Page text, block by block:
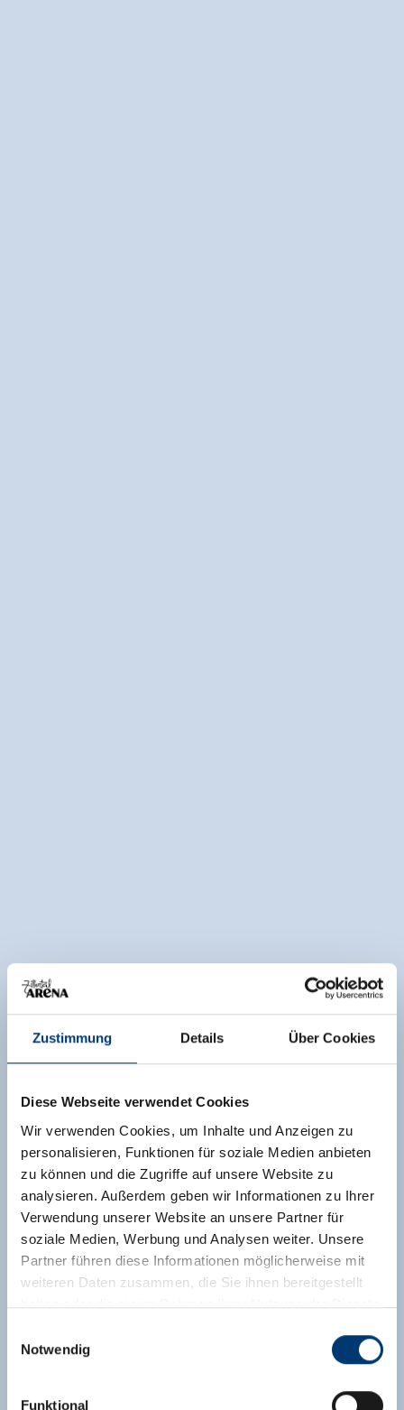
Zustimmung Details Über Cookies
Diese Webseite verwendet Cookies
Wir verwenden Cookies, um Inhalte und Anzeigen zu
personalisieren, Funktionen für soziale Medien anbieten
zu können und die Zugriffe auf unsere Website zu
analysieren. Außerdem geben wir Informationen zu Ihrer
Verwendung unserer Website an unsere Partner für
soziale Medien, Werbung und Analysen weiter. Unsere
Partner führen diese Informationen möglicherweise mit
weiteren Daten zusammen, die Sie ihnen bereitgestellt
haben oder die sie im Rahmen Ihrer Nutzung der Dienste
Notwendig
Funktional